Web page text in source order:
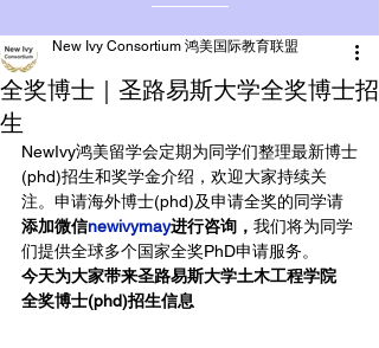
全奖博士｜圣路易斯大学全奖博士招
生
New Ivy Consortium 鸿美国际教育联盟
NewIvy鸿美留学会定期为同学们整理最新博士
(phd)招生和奖学金介绍，欢迎大家持续关
注。申请海外博士(phd)及申请全奖的同学请
添加微信newivymay进行咨询， 我们将为同学
们提供全球多个国家全奖PhD申请服务。
今天为大家带来圣路易斯大学土木工程学院
全奖博士(phd)招生信息